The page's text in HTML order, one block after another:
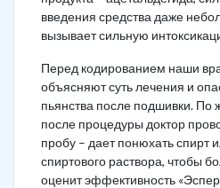
введения средства даже
вызывает сильную
Перед кодированием наши
объясняют суть лечения и
пьянства после подшивки. По
после процедуры доктор
пробу – дает понюхать спирт
спиртового раствора, чтобы
оценит эффективность